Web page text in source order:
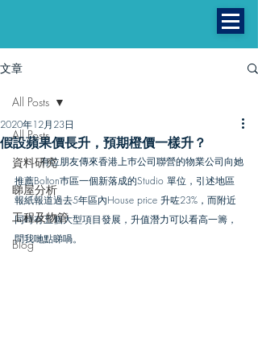
文章
All Posts
資料研究
睇屋分析
工程及物管
Blog
All Posts
假設蘋果價長升，預期橙價一樣升？
2020年12月23日
        有位朋友傳來香港上巿公司聯營的物業公司向她
推薦Bolton巿區一個新落成的Studio 單位，引述地區
報紙報道過去5年區內House price 升咗23%，而附近
同時有五個大型項目發展，升值潛力可以看高一籌，
問我哋點睇喎。